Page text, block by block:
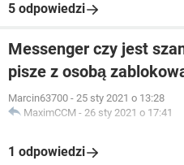
5 odpowiedzi
Messenger czy jest
pisze z osobą
Marcin63700 - 25 sty 2021 o 13:28
MaximCCM - 26 sty 2021 o 17:41
1 odpowiedzi